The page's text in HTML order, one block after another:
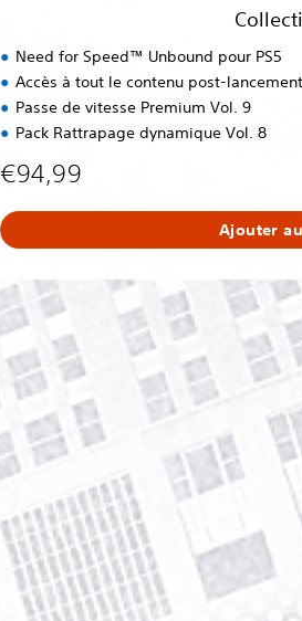
Need for Speed™ Unbound pour PS5
Accès à tout le contenu post-lancement
Passe de vitesse Premium Vol. 9
Pack Rattrapage dynamique Vol. 8
€94,99
Ajouter